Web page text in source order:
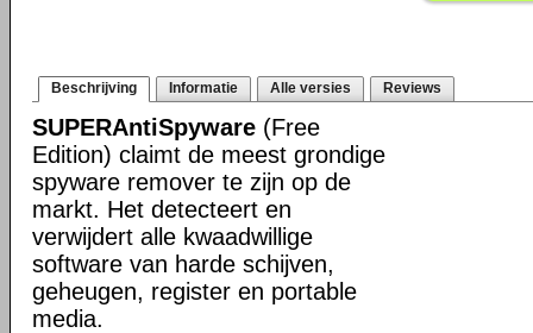
Beschrijving Informatie Alle versies Reviews
SUPERAntiSpyware (Free
Edition) claimt de meest grondige
spyware remover te zijn op de
markt. Het detecteert en
verwijdert alle kwaadwillige
software van harde schijven,
geheugen, register en portable
media.